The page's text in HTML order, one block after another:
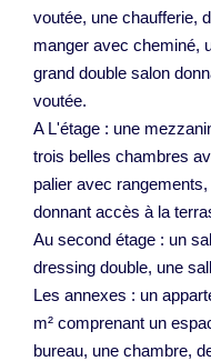
voutée, une chaufferie,
manger avec cheminé,
grand double salon
voutée.
A L'étage : une
trois belles chambres
palier avec
donnant accès à la
Au second étage : un
dressing double, une
Les annexes : un
m² comprenant un
bureau, une chambre,